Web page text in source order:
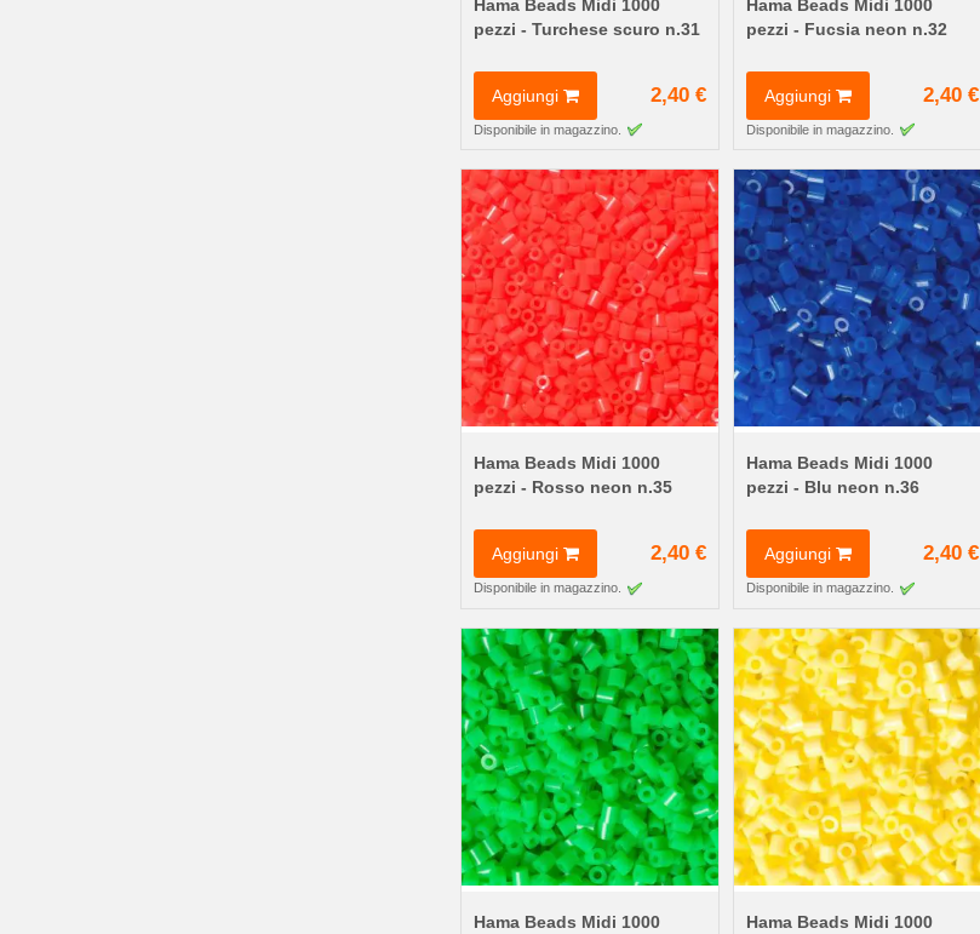
Hama Beads Midi 1000
pezzi - Turchese scuro n.31
Aggiungi 2,40 €
Disponibile in magazzino.
Hama Beads Midi 1000
pezzi - Fucsia neon n.32
Aggiungi 2,40 €
Disponibile in magazzino.
Hama Beads Midi 1000
pezzi - Rosso neon n.35
Aggiungi 2,40 €
Disponibile in magazzino.
Hama Beads Midi 1000
pezzi - Blu neon n.36
Aggiungi 2,40 €
Disponibile in magazzino.
Hama Beads Midi 1000
Hama Beads Midi 1000